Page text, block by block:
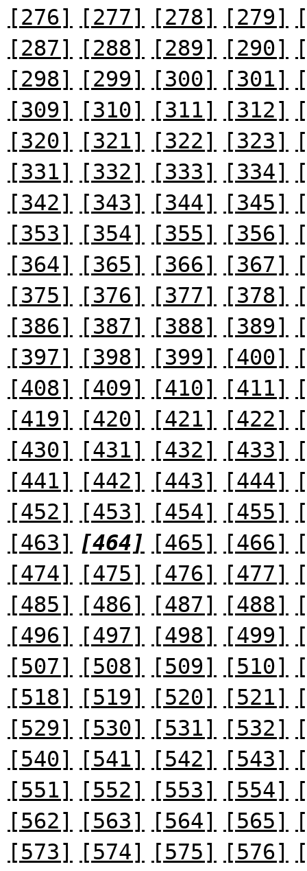
[276]
[277] [278] [279]
[287]
[288] [289] [290]
[298]
[299] [300] [301]
[309]
[310] [311] [312]
[320]
[321] [322] [323]
[331]
[332] [333] [334]
[342]
[343] [344] [345]
[353]
[354] [355] [356]
[364]
[365] [366] [367]
[375]
[376] [377] [378]
[386]
[387] [388] [389]
[397]
[398] [399] [400]
[408]
[409] [410] [411]
[419]
[420] [421] [422]
[430]
[431] [432] [433]
[441]
[442] [443] [444]
[452]
[453] [454] [455]
[463]
[464] [465] [466]
[474]
[475] [476] [477]
[485]
[486] [487] [488]
[496]
[497] [498] [499]
[507]
[508] [509] [510]
[518]
[519] [520] [521]
[529]
[530] [531] [532]
[540]
[541] [542] [543]
[551]
[552] [553] [554]
[562]
[563] [564] [565]
[573]
[574] [575] [576]